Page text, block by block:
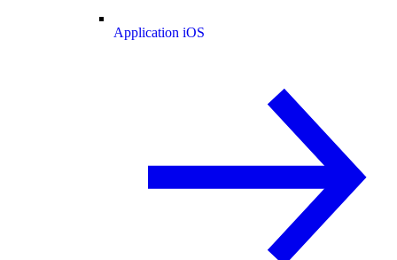
Application iOS